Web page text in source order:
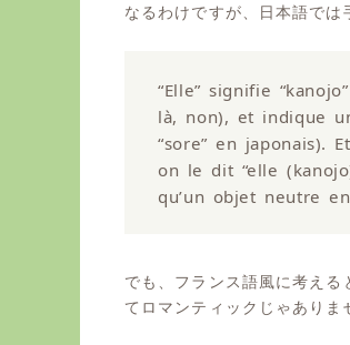
なるわけですが、日本語では
“Elle” signifie
là, non), et indique
“sore” en japonais).
on le dit “elle
qu’un objet neutre
でも、フランス語風に考え
てロマンティックじゃありま